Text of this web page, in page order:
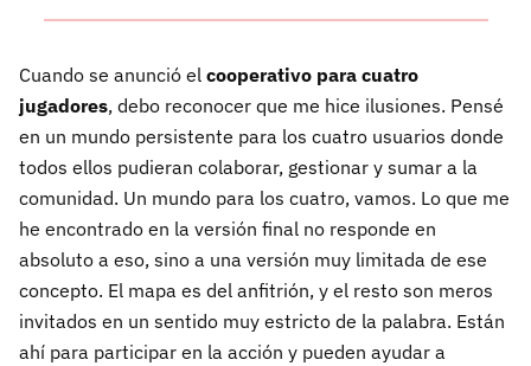
Cuando se anunció el cooperativo para cuatro
jugadores, debo reconocer que me hice ilusiones. Pensé
en un mundo persistente para los cuatro usuarios donde
todos ellos pudieran colaborar, gestionar y sumar a la
comunidad. Un mundo para los cuatro, vamos. Lo que me
he encontrado en la versión final no responde en
absoluto a eso, sino a una versión muy limitada de ese
concepto. El mapa es del anfitrión, y el resto son meros
invitados en un sentido muy estricto de la palabra. Están
ahí para participar en la acción y pueden ayudar a